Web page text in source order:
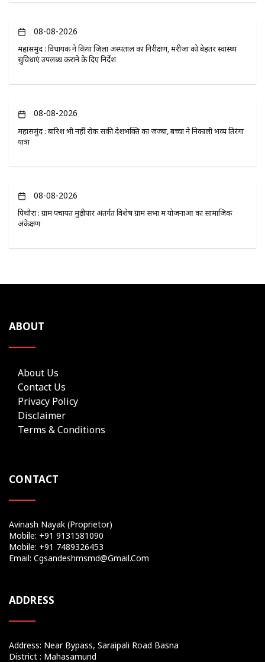
08-08-2026
महासमुंद : विधायक ने किया जिला अस्पताल का निरीक्षण, मरीजों को बेहतर स्वास्थ्य
सुविधाएं उपलब्ध कराने के दिए निर्देश
08-08-2026
महासमुंद : बारिश भी नहीं रोक सकी देशभक्ति का जज्बा, बच्चों ने निकाली भव्य तिरंगा
यात्रा
08-08-2026
पिथौरा : ग्राम पंचायत मुढ़ीपार अंतर्गत विशेष ग्राम सभा में योजनाओं का सामाजिक
अंकेक्षण
ABOUT
About Us
Contact Us
Privacy Policy
Disclaimer
Terms & Conditions
CONTACT
Avinash Nayak (Proprietor)
Mobile: +91 9131581090
Mobile: +91 7489326453
Email: Cgsandeshmsmd@gmail.com
ADDRESS
Address: Near Bypass, Saraipali Road Basna
District : Mahasamund